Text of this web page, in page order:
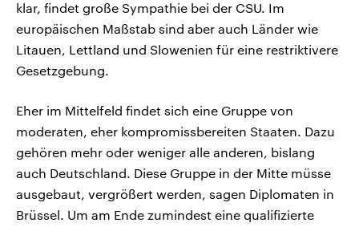
klar, findet große Sympathie bei der CSU. Im
europäischen Maßstab sind aber auch Länder wie
Litauen, Lettland und Slowenien für eine restriktivere
Gesetzgebung.
Eher im Mittelfeld findet sich eine Gruppe von
moderaten, eher kompromissbereiten Staaten. Dazu
gehören mehr oder weniger alle anderen, bislang
auch Deutschland. Diese Gruppe in der Mitte müsse
ausgebaut, vergrößert werden, sagen Diplomaten in
Brüssel. Um am Ende zumindest eine qualifizierte